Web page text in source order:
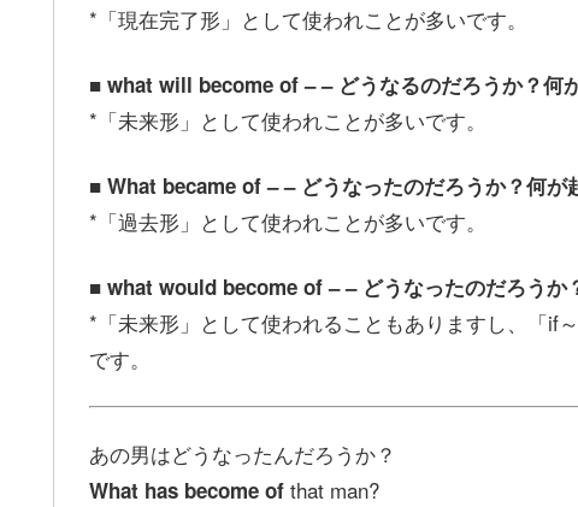
*「現在完了形」として使われことが多いです。
■ what will become of – – どうなるのだろうか？何
*「未来形」として使われことが多いです。
■ What became of – – どうなったのだろうか？何が
*「過去形」として使われことが多いです。
■ what would become of – – どうなったのだろうか
*「未来形」として使われることもありますし、「if
です。
あの男はどうなったんだろうか？
What has become of that man?